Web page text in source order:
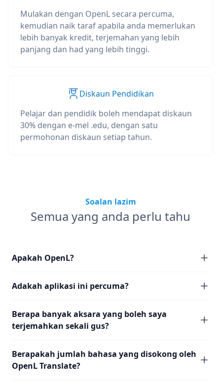
Mulakan dengan OpenL secara percuma,
kemudian naik taraf apabila anda memerlukan
lebih banyak kredit, terjemahan yang lebih
panjang dan had yang lebih tinggi.
Diskaun Pendidikan
Pelajar dan pendidik boleh mendapat diskaun
30% dengan e-mel .edu, dengan satu
permohonan diskaun setiap tahun.
Soalan lazim
Semua yang anda perlu tahu
Apakah OpenL?
Adakah aplikasi ini percuma?
Berapa banyak aksara yang boleh saya
terjemahkan sekali gus?
Berapakah jumlah bahasa yang disokong oleh
OpenL Translate?